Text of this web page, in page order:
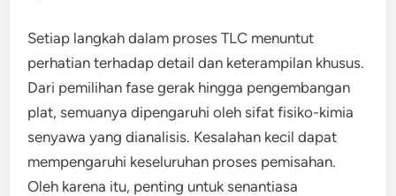
Setiap langkah dalam proses TLC menuntut
perhatian terhadap detail dan keterampilan khusus.
Dari pemilihan fase gerak hingga pengembangan
plat, semuanya dipengaruhi oleh sifat fisiko-kimia
senyawa yang dianalisis. Kesalahan kecil dapat
mempengaruhi keseluruhan proses pemisahan.
Oleh karena itu, penting untuk senantiasa